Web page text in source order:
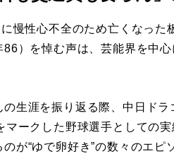
慢性心不全のため亡くなった
86）を悼む声は、芸能界を中
生涯を振り返る際、中日ドラ
マークした野球選手としての実
が“ゆで卵好き”の数々のエピ